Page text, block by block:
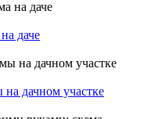
даче
дачном участке